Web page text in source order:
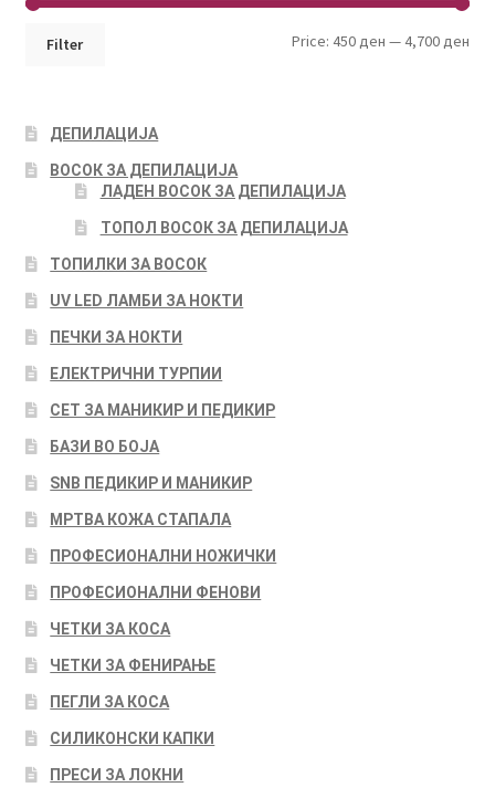
Filter Price:450 ден —4,700 ден
ДЕПИЛАЦИЈА
ВОСОК ЗА ДЕПИЛАЦИЈА
ЛАДЕН ВОСОК ЗА ДЕПИЛАЦИЈА
ТОПОЛ ВОСОК ЗА ДЕПИЛАЦИЈА
ТОПИЛКИ ЗА ВОСОК
UV LED ЛАМБИ ЗА НОКТИ
ПЕЧКИ ЗА НОКТИ
ЕЛЕКТРИЧНИ ТУРПИИ
СЕТ ЗА МАНИКИР И ПЕДИКИР
БАЗИ ВО БОЈА
SNB ПЕДИКИР И МАНИКИР
МРТВА КОЖА СТАПАЛА
ПРОФЕСИОНАЛНИ НОЖИЧКИ
ПРОФЕСИОНАЛНИ ФЕНОВИ
ЧЕТКИ ЗА КОСА
ЧЕТКИ ЗА ФЕНИРАЊЕ
ПЕГЛИ ЗА КОСА
СИЛИКОНСКИ КАПКИ
ПРЕСИ ЗА ЛОКНИ